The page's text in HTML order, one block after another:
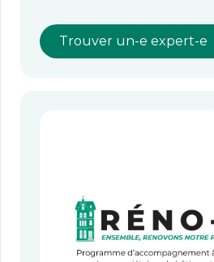
Trouver un-e expert-e